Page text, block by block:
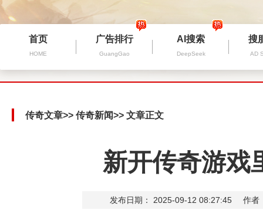
首页
HOME
广告排行
GuangGao
AI搜索
DeepSeek
搜
AD
传奇文章>> 传奇新闻>> 文章正文
新开传奇游戏
发布日期： 2025-09-12 08:27:45 作者